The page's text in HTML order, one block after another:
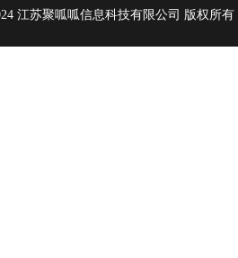
江苏聚呱呱信息科技有限公司 版权所有